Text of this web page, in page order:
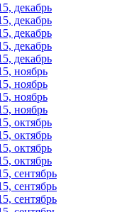
декабрь
декабрь
декабрь
декабрь
декабрь
ноябрь
ноябрь
ноябрь
ноябрь
октябрь
октябрь
октябрь
октябрь
сентябрь
сентябрь
сентябрь